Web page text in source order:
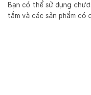
Bạn có thể sử dụng
tắm và các sản phẩm